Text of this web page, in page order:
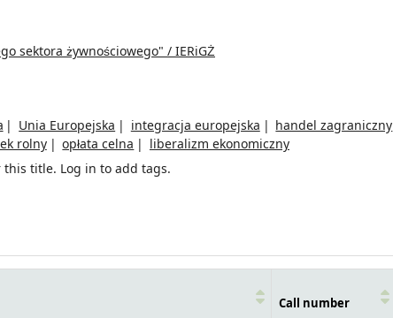
sektora żywnościowego" / IERiGŻ
Unia Europejska integracja europejska
handel zagraniczny
rolny opłata celna
liberalizm ekonomiczny
this title. Log in to add tags.
Call number